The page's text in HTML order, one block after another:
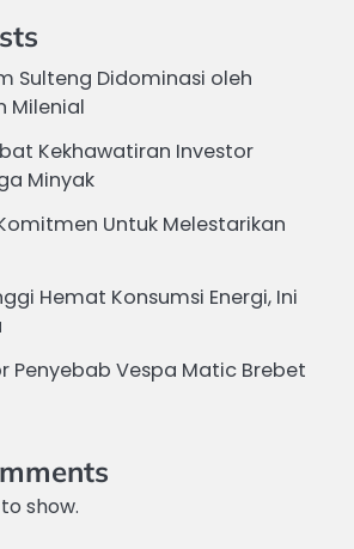
Sulteng Didominasi oleh
Milenial
Kekhawatiran Investor
Minyak
Untuk Melestarikan
Hemat Konsumsi Energi, Ini
Penyebab Vespa Matic Brebet
show.